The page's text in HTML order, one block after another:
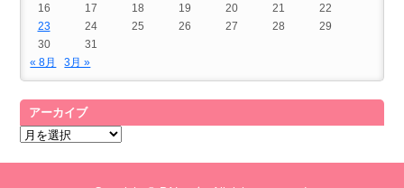
16
17 18 19 20 21
22
23
24 25 26 27 28
29
30
31
« 8月
3月 »
アーカイブ
ア